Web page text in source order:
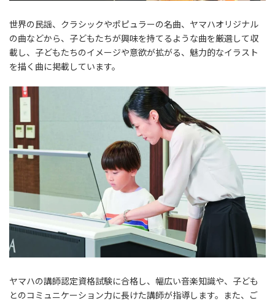
世界の民謡、クラシックやポピュラーの名曲、ヤマハオリジナル
の曲などから、子どもたちが興味を持てるような曲を厳選して収
載し、子どもたちのイメージや意欲が拡がる、魅力的なイラスト
を描く曲に掲載しています。
ヤマハの講師認定資格試験に合格し、幅広い音楽知識や、子ども
とのコミュニケーション力に長けた講師が指導します。また、ご